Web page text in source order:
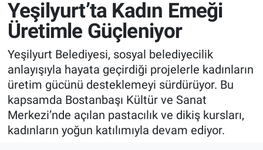
Yeşilyurt’ta Kadın Emeği
Üretimle Güçleniyor
Yeşilyurt Belediyesi, sosyal belediyecilik
anlayışıyla hayata geçirdiği projelerle kadınların
üretim gücünü desteklemeyi sürdürüyor. Bu
kapsamda Bostanbaşı Kültür ve Sanat
Merkezi’nde açılan pastacılık ve dikiş kursları,
kadınların yoğun katılımıyla devam ediyor.
EKONOMİ
Son Dakika Haberleri